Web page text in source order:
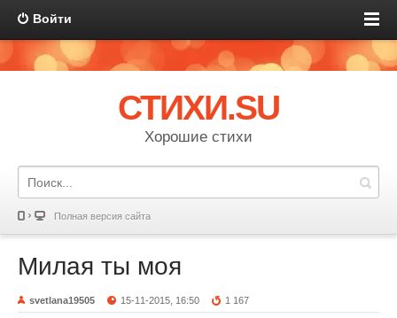
Войти
СТИХИ.SU
Хорошие стихи
Полная версия сайта
Милая ты моя
svetlana19505 15-11-2015, 16:50 1 167